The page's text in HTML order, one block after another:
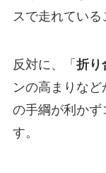
スで走れている
反対に、「 折り
ンの高まりな
の手綱が利かず
す。